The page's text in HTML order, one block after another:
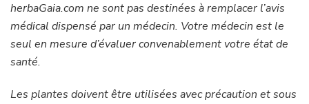
herbaGaia.com ne sont pas destinées à remplacer l’avis
médical dispensé par un médecin. Votre médecin est le
seul en mesure d’évaluer convenablement votre état de
santé.
Les plantes doivent être utilisées avec précaution et sous